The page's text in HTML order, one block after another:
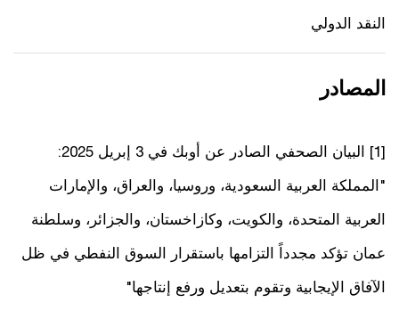
النقد الدولي
المصادر
[1] البيان الصحفي الصادر عن أوبك في 3 إبريل 2025:
"المملكة العربية السعودية، وروسيا، والعراق، والإمارات
العربية المتحدة، والكويت، وكازاخستان، والجزائر، وسلطنة
عمان تؤكد مجدداً التزامها باستقرار السوق النفطي في ظل
الآفاق الإيجابية وتقوم بتعديل ورفع إنتاجها"